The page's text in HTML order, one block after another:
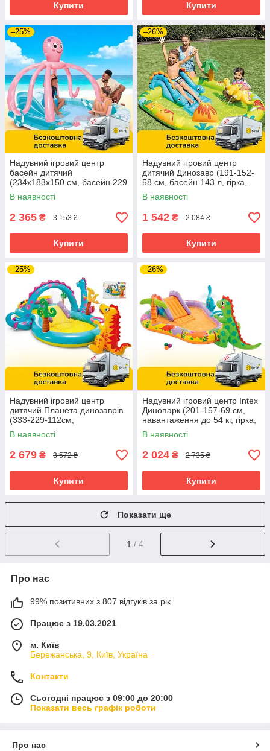
Купити Купити
–25%
Надувний ігровий центр
басейн дитячий
(234х183х150 см, басейн 229
л, гірка, душ) Intex 56138
В наявності
2 365 ₴ 3 153 ₴
Купити
–26%
Надувний ігровий центр
дитячий Динозавр (191-152-
58 см, басейн 143 л, гірка,
ремкомплект) Intex 57166
В наявності
1 542 ₴ 2 084 ₴
Купити
–25%
Надувний ігровий центр
дитячий Планета динозаврів
(333-229-112см,
ремкомплект) Intex 57135
В наявності
2 679 ₴ 3 572 ₴
Купити
–26%
Надувний ігровий центр Intex
Динопарк (201-157-69 см,
навантаження до 54 кг, гірка,
басейн 159 л) 56139 NP
В наявності
2 024 ₴ 2 735 ₴
Купити
Показати ще
1 / 4
Про нас
99% позитивних з 807 відгуків за рік
Працює з 19.03.2021
м. Київ
Бережанська, 9, Київ, Україна
Контакти
Сьогодні працює з 09:00 до 20:00
Показати весь графік роботи
Про нас